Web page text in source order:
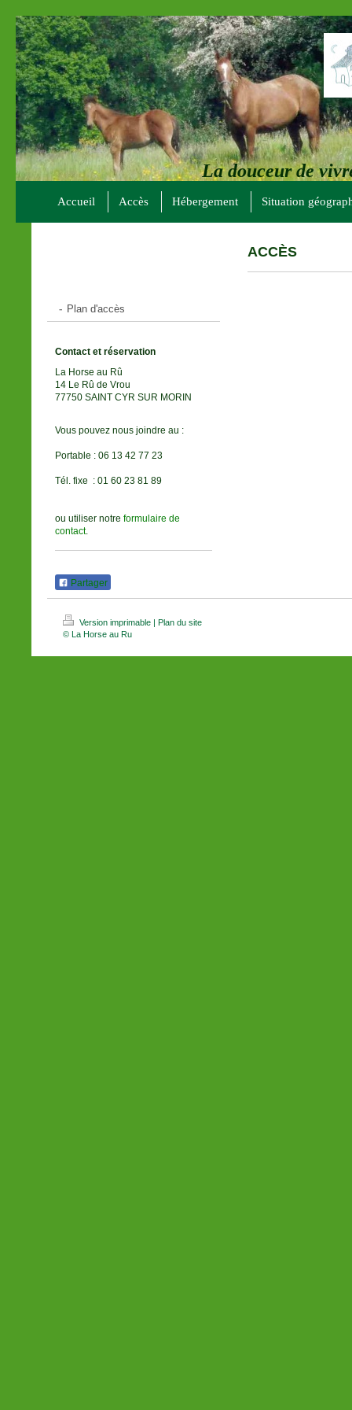
La douceur de
Accueil Accès Hébergement Situation
Plan d'accès
Contact et réservation
La Horse au Rû
14 Le Rû de Vrou
77750 SAINT CYR SUR MORIN
Vous pouvez nous joindre au :
Portable : 06 13 42 77 23
Tél. fixe : 01 60 23 81 89
ou utiliser notre formulaire de
contact.
Partager
ACCÈS
Version imprimable | Plan du site
© La Horse au Ru